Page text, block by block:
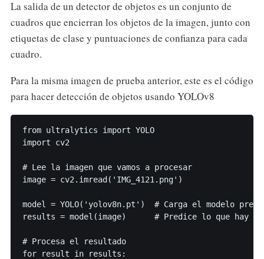
La salida de un detector de objetos es un conjunto de
cuadros que encierran los objetos de la imagen, junto con
etiquetas de clase y puntuaciones de confianza para cada
cuadro.
Para la misma imagen de prueba anterior, este es el código
para hacer detección de objetos usando YOLOv8
from ultralytics import YOLO
import cv2
# Lee la imagen que vamos a procesar
image = cv2.imread('IMG_4121.png')
model = YOLO('yolov8n.pt')  # Carga el modelo
results = model(image)      # Predice lo que hay en
# Procesa el resultado
for result in results: